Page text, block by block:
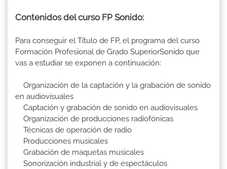
Contenidos del curso FP Sonido:
Para conseguir el Título de FP, el programa del curso
Formación Profesional de Grado SuperiorSonido que
vas a estudiar se exponen a continuación:
Organización de la captación y la grabación de sonido
en audiovisuales
Captación y grabación de sonido en audiovisuales
Organización de producciones radiofónicas
Técnicas de operación de radio
Producciones musicales
Grabación de maquetas musicales
Sonorización industrial y de espectáculos